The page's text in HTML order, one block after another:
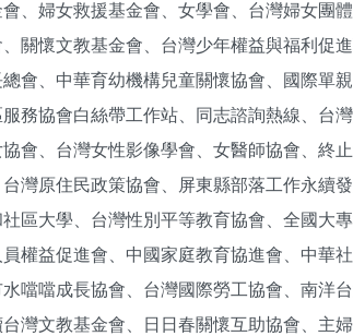
、婦女救援基金會、女學會、台灣婦女團
關懷文教基金會、台灣少年權益與福利促
會、中華育幼機構兒童關懷協會、國際單
務協會白絲帶工作站、同志諮詢熱線、台
會、台灣女性影像學會、女醫師協會、終
灣原住民政策協會、屏東縣部落工作永續
區大學、台灣性別平等教育協會、全國大
權益促進會、中國家庭教育協進會、中華
噹噹成長協會、台灣國際勞工協會、南洋
灣文教基金會、日日春關懷互助協會、主